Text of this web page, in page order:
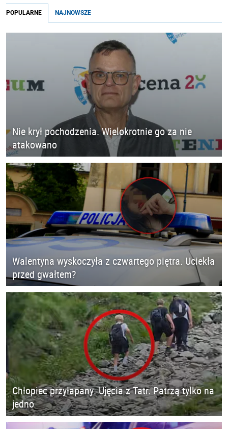
POPULARNE NAJNOWSZE
Nie krył pochodzenia. Wielokrotnie go za nie
atakowano
Walentyna wyskoczyła z czwartego piętra. Uciekła
przed gwałtem?
Chłopiec przyłapany. Ujęcia z Tatr. Patrzą tylko na
jedno